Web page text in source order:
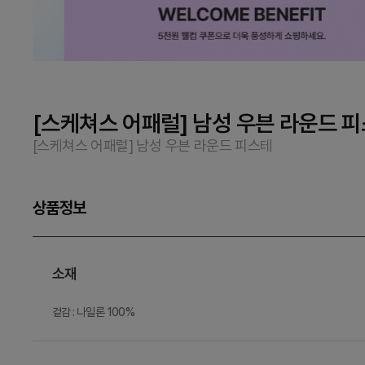
[스케쳐스 어패럴] 남성 우븐 라운드
[스케쳐스 어패럴] 남성 우븐 라운드 피스테
상품정보
소재
겉감 : 나일론 100%